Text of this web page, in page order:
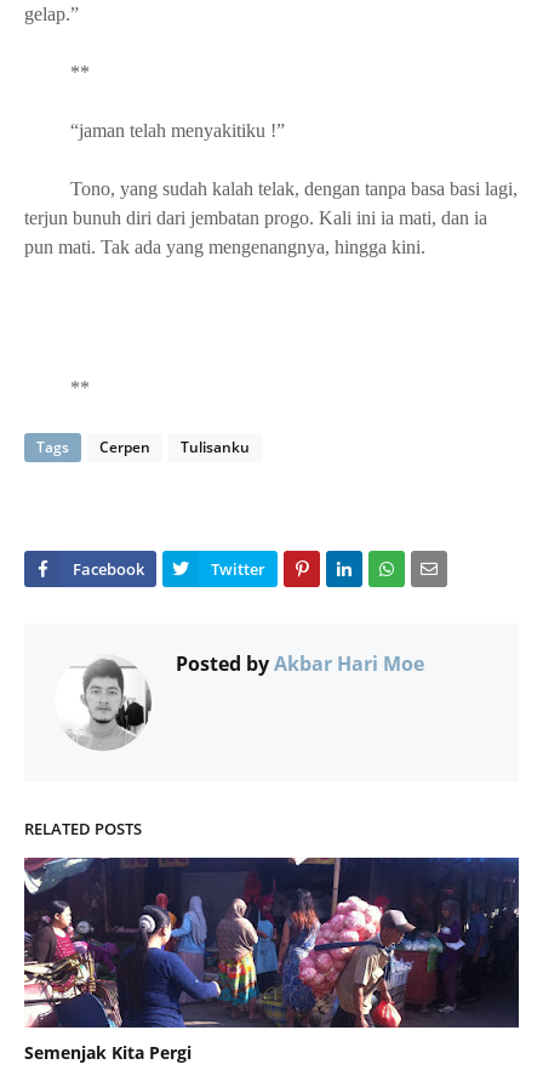
gelap.”
**
“jaman telah menyakitiku !”
Tono, yang sudah kalah telak, dengan tanpa basa basi lagi,
terjun bunuh diri dari jembatan progo. Kali ini ia mati, dan ia
pun mati. Tak ada yang mengenangnya, hingga kini.
**
Tags Cerpen Tulisanku
Posted byAkbar Hari Moe
RELATED POSTS
Semenjak Kita Pergi